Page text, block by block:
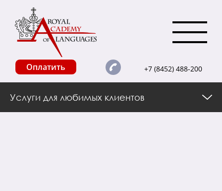
Оплатить +7 (8452) 488-200
Услуги для любимых клиентов